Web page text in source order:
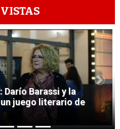
1
Darío Barassi y la
juego literario de
Next